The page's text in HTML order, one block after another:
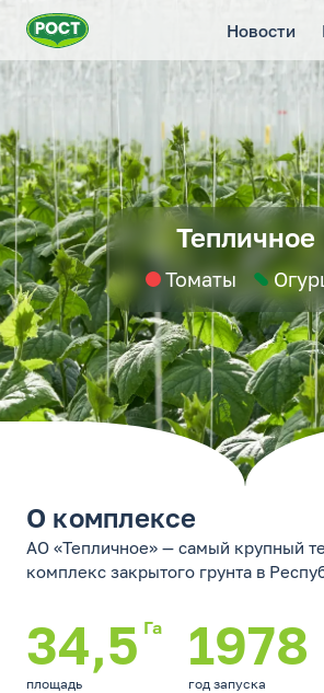
Новости
Тепличное
Томаты
О комплексе
АО «Тепличное» — самый крупный
комплекс закрытого грунта в
34,5 Га
площадь
1978
год запуска